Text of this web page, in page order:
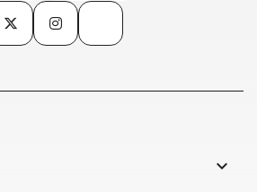
Twitter InstagramTikTok
